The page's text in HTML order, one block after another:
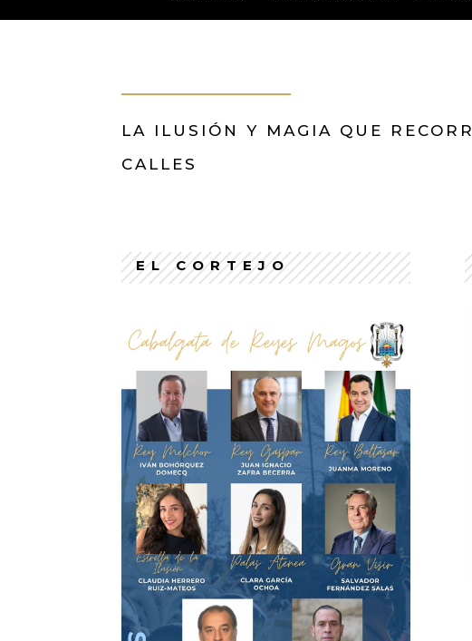
LA ILUSIÓN Y MAGIA QUE
CALLES
EL CORTEJO